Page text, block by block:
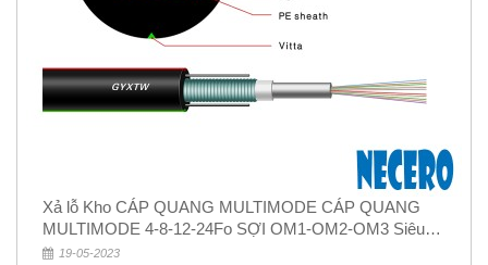
Xả lỗ Kho CÁP QUANG MULTIMODE CÁP QUANG
MULTIMODE 4-8-12-24Fo SỢI OM1-OM2-OM3 Siêu
Rẻ 5k
19-05-2023